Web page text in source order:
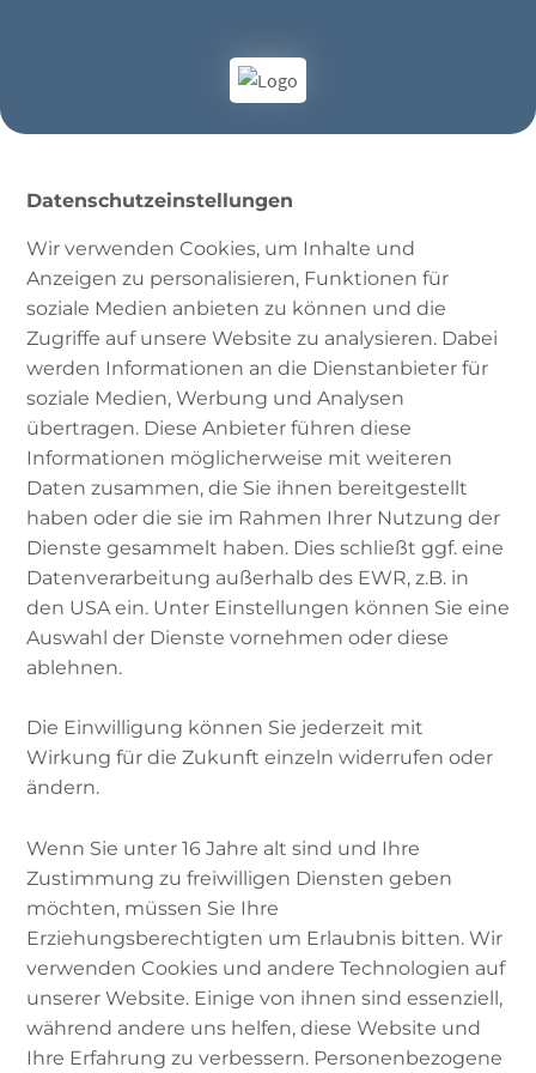
Id ul-Adha
Arab.: „Id ul-Adha“, Türk.: „Bayrami“:
Opferfest
Türkischen und Bosnischen Kurban
Bayrami/Bayram genannt, ist einer der
Höhepunkte der
Welt erinnert der Tag an Abrahams (arab.
Ibrahim) Gottesvertrauen.
Das Opferfest – was ist
passiert?
Das Opferfest beruht auf der Geschichte des
Datenschutzeinstellungen
Wir verwenden Cookies, um Inhalte und
Anzeigen zu personalisieren, Funktionen für
soziale Medien anbieten zu können und die
Zugriffe auf unsere Website zu analysieren. Dabei
werden Informationen an die Dienstanbieter für
soziale Medien, Werbung und Analysen
übertragen. Diese Anbieter führen diese
Informationen möglicherweise mit weiteren
Daten zusammen, die Sie ihnen bereitgestellt
haben oder die sie im Rahmen Ihrer Nutzung der
Dienste gesammelt haben. Dies schließt ggf. eine
Datenverarbeitung außerhalb des EWR, z.B. in
den USA ein. Unter Einstellungen können Sie eine
Auswahl der Dienste vornehmen oder diese
ablehnen.
Die Einwilligung können Sie jederzeit mit
Wirkung für die Zukunft einzeln widerrufen oder
ändern.
Wenn Sie unter 16 Jahre alt sind und Ihre
Zustimmung zu freiwilligen Diensten geben
möchten, müssen Sie Ihre
Erziehungsberechtigten um Erlaubnis bitten. Wir
verwenden Cookies und andere Technologien auf
unserer Website. Einige von ihnen sind essenziell,
während andere uns helfen, diese Website und
Ihre Erfahrung zu verbessern. Personenbezogene